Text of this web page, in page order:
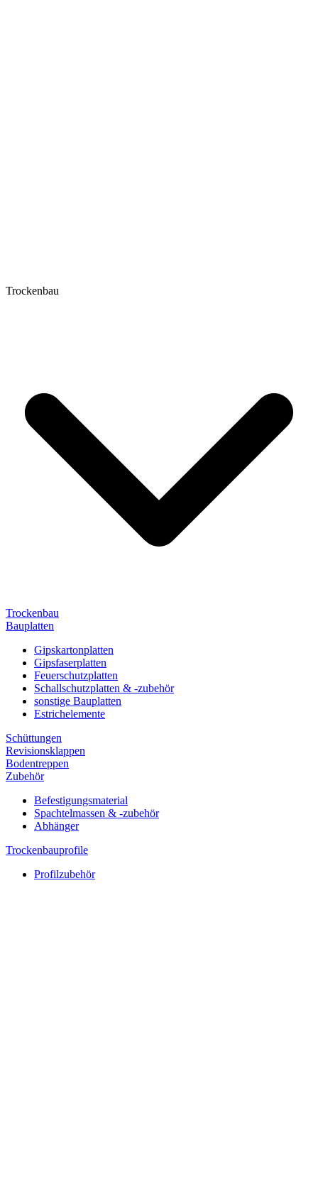
Trockenbau
Trockenbau
Bauplatten
Gipskartonplatten
Gipsfaserplatten
Feuerschutzplatten
Schallschutzplatten & -zubehör
sonstige Bauplatten
Estrichelemente
Schüttungen
Revisionsklappen
Bodentreppen
Zubehör
Befestigungsmaterial
Spachtelmassen & -zubehör
Abhänger
Trockenbauprofile
Profilzubehör